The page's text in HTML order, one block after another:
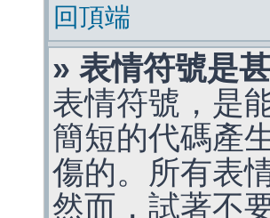
回頂端
» 表情符號是
表情符號，是
簡短的代碼產
傷的。所有表
然而，試著不